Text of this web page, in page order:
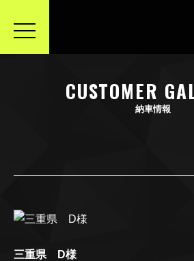
toggle
CUSTOMER
納車情報
三重県 D様